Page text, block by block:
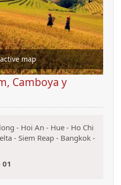
map
Camboya y
- Hoi An - Hue - Ho Chi
- Siem Reap - Bangkok -
01